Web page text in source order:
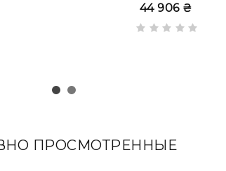
из кожи Full Grain 44 906 ₴
ПРОСМОТРЕННЫЕ